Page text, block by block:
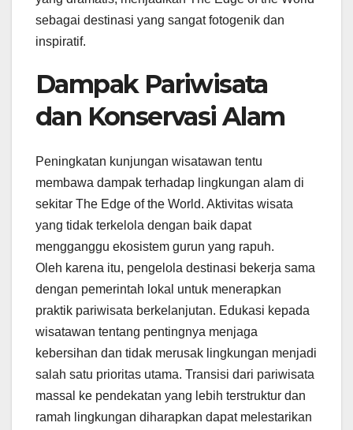
sebagai destinasi yang sangat fotogenik dan
inspiratif.
Dampak Pariwisata
dan Konservasi Alam
Peningkatan kunjungan wisatawan tentu
membawa dampak terhadap lingkungan alam di
sekitar The Edge of the World. Aktivitas wisata
yang tidak terkelola dengan baik dapat
mengganggu ekosistem gurun yang rapuh.
Oleh karena itu, pengelola destinasi bekerja sama
dengan pemerintah lokal untuk menerapkan
praktik pariwisata berkelanjutan. Edukasi kepada
wisatawan tentang pentingnya menjaga
kebersihan dan tidak merusak lingkungan menjadi
salah satu prioritas utama. Transisi dari pariwisata
massal ke pendekatan yang lebih terstruktur dan
ramah lingkungan diharapkan dapat melestarikan